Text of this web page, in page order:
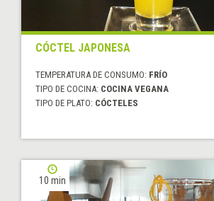
CÓCTEL JAPONESA
TEMPERATURA DE CONSUMO: FRÍO
TIPO DE COCINA: COCINA VEGANA
TIPO DE PLATO: CÓCTELES
10 min